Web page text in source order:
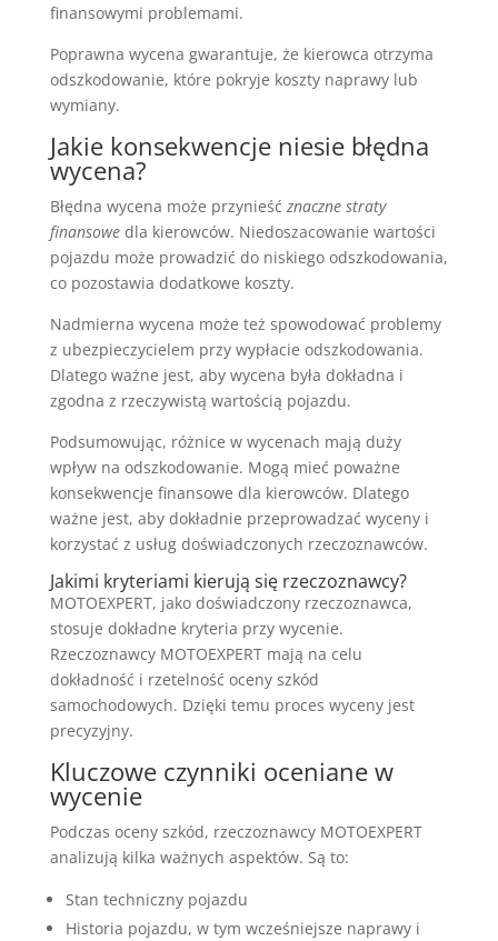
finansowymi problemami.
Poprawna wycena gwarantuje, że kierowca otrzyma
odszkodowanie, które pokryje koszty naprawy lub
wymiany.
Jakie konsekwencje niesie błędna
wycena?
Błędna wycena może przynieść znaczne straty
finansowedla kierowców. Niedoszacowanie wartości
pojazdu może prowadzić do niskiego odszkodowania,
co pozostawia dodatkowe koszty.
Nadmierna wycena może też spowodować problemy
z ubezpieczycielem przy wypłacie odszkodowania.
Dlatego ważne jest, aby wycena była dokładna i
zgodna z rzeczywistą wartością pojazdu.
Podsumowując, różnice w wycenach mają duży
wpływ na odszkodowanie. Mogą mieć poważne
konsekwencje finansowe dla kierowców. Dlatego
ważne jest, aby dokładnie przeprowadzać wyceny i
korzystać z usług doświadczonych rzeczoznawców.
Jakimi kryteriami kierują się rzeczoznawcy?
MOTOEXPERT, jako doświadczony rzeczoznawca,
stosuje dokładne kryteria przy wycenie.
Rzeczoznawcy MOTOEXPERT mają na celu
dokładność i rzetelność oceny szkód
samochodowych. Dzięki temu proces wyceny jest
precyzyjny.
Kluczowe czynniki oceniane w
wycenie
Podczas oceny szkód, rzeczoznawcy MOTOEXPERT
analizują kilka ważnych aspektów. Są to:
Stan techniczny pojazdu
Historia pojazdu, w tym wcześniejsze naprawy i